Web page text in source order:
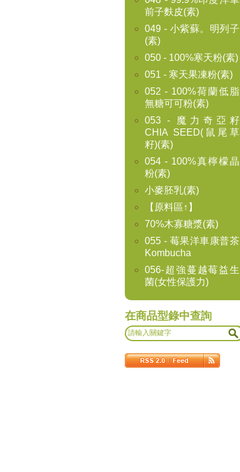
前子麩皮(素)
049 - 小紫蘇。明列子
(素)
050 - 100%寒天粉(素)
051 - 寒天果凍粉(素)
052 - 100%荷蘭低脂
無糖可可粉(素)
053 - 魔力奇亞籽
CHIA SEED(鼠尾草
籽)(素)
054 - 100%真檸檬晶
粉(素)
小麥胚乳(素)
【原料區↑】
70%木寡糖漿(素)
055 - 莓果洋車康普茶
Kombucha
056-超強蔓越莓益生
菌(女性保護力)
在商品型錄中查詢